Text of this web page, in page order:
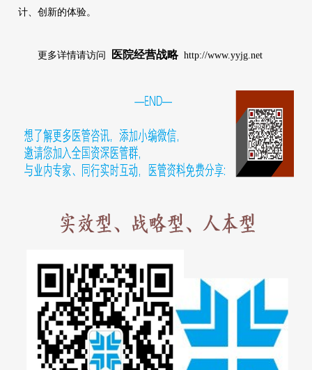
计、创新的体验。
更多详情请访问 医院经营战略 http://www.yyjg.net